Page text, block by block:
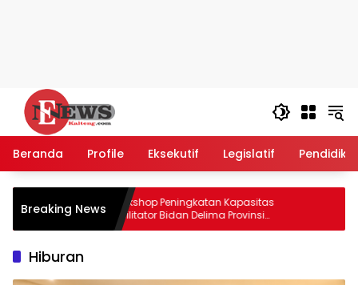
Langsung
konten
Beranda
Profile Eksekutif Legislatif
Breaking NewsWorkshop Peningkatan Kapasitas
Fasilitator Bidan Delima Provinsi
Kalimantan Tengah
Hiburan